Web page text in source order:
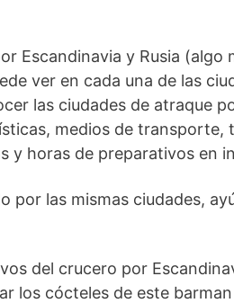
y Rusia (algo
ver en cada una de las
las ciudades de atraque
medios de
horas de preparativos en
las mismas ciudades,
del crucero por
los cócteles de este